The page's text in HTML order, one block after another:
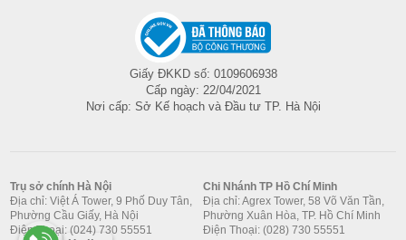
Giấy ĐKKD số: 0109606938
Cấp ngày: 22/04/2021
Nơi cấp: Sở Kế hoạch và Đầu tư TP. Hà Nội
Trụ sở chính Hà Nội
Địa chỉ: Việt Á Tower, 9 Phố Duy Tân,
Phường Cầu Giấy, Hà Nội
Điện Thoại: (024) 730 55551
Chi Nhánh TP Hồ Chí Minh
Địa chỉ: Agrex Tower, 58 Võ Văn Tần,
Phường Xuân Hòa, TP. Hồ Chí Minh
Điện Thoại: (028) 730 55551